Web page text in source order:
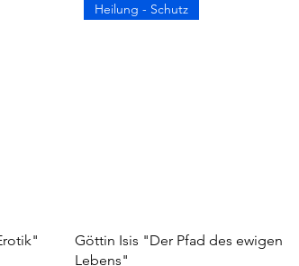
Heilung - Schutz
Göttin Isis "Der Pfad des ewigen
Lebens"